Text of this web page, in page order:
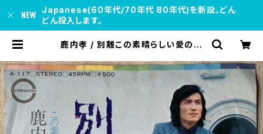
Japanese(60年代/70年代 80年代)を新設。どん
どん投入します。
鹿内孝 / 別離この素晴らしい愛の日